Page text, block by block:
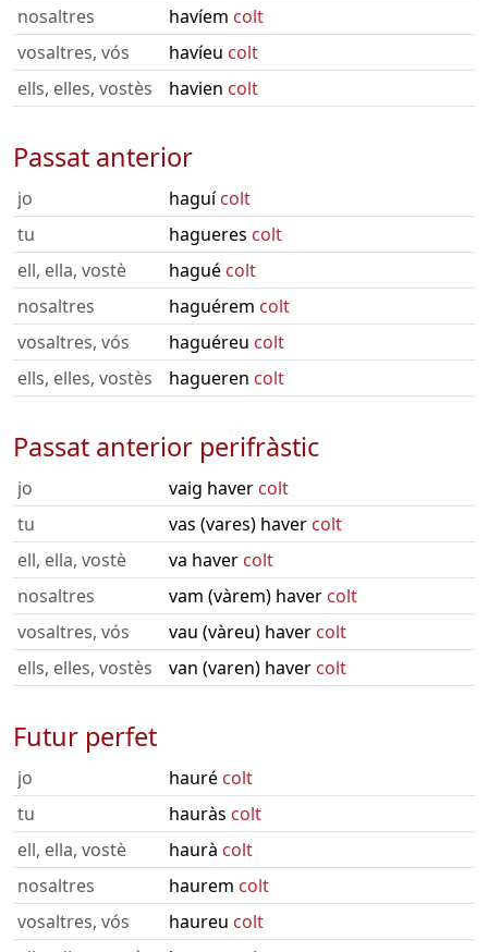
nosaltres
havíem colt
vosaltres, vós
havíeu colt
ells, elles, vostès
havien colt
Passat anterior
jo haguícolt
tu
hagueres colt
ell, ella, vostè
hagué colt
nosaltres
haguérem colt
vosaltres, vós
haguéreu colt
ells, elles, vostès
hagueren colt
Passat anterior perifràstic
jo vaig haver colt
tu
vas (vares) haver colt
ell, ella, vostè
va haver colt
nosaltres
vam (vàrem) haver colt
vosaltres, vós
vau (vàreu) haver colt
ells, elles, vostès
van (varen) haver colt
Futur perfet
jo hauré colt
tu
hauràs colt
ell, ella, vostè
haurà colt
nosaltres
haurem colt
vosaltres, vós
haureu colt